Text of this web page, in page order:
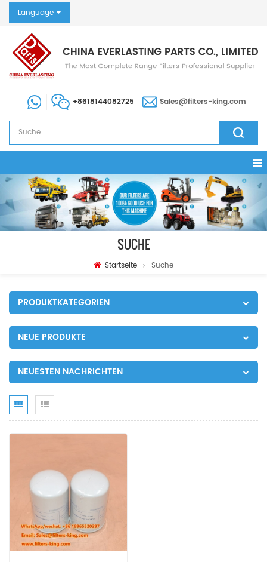
Language
+8618144082725 Sales@filters-king.com
SUCHE
Startseite Suche
PRODUKTKATEGORIEN
NEUE PRODUKTE
NEUESTEN NACHRICHTEN